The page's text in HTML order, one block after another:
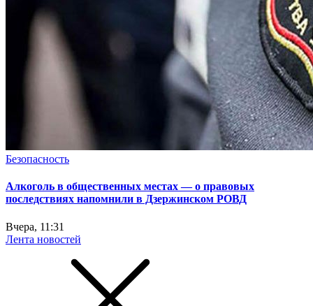
Безопасность
Алкоголь в общественных местах — о правовых
последствиях напомнили в Дзержинском РОВД
Вчера, 11:31
Лента новостей